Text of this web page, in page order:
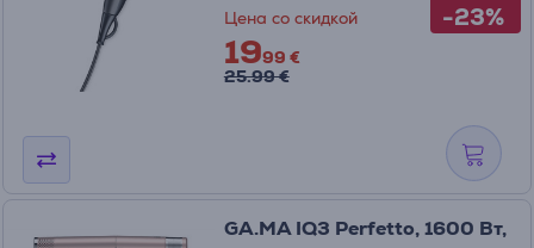
-23%
Цена со скидкой
1999 €
25.99 €
GA.MA IQ3 Perfetto, 1600 Вт,